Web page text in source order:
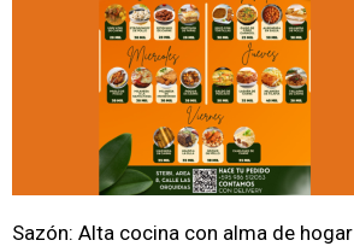
Sazón: Alta cocina con alma de hogar